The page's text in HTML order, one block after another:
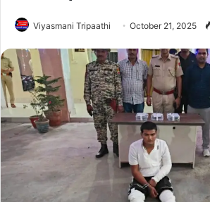
Viyasmani Tripaathi October 21, 2025